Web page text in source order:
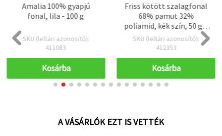
Amalia 100% gyapjú
fonal, lila - 100 g
SKU (leltári azonosító):
411083
Kosárba
Friss kötött szalagfonal
68% pamut 32%
poliamid, kék szín, 50 g –
Kötéshez és kreatív
kézműves projektekhez
SKU (leltári azonosító):
412353
Kosárba
A VÁSÁRLÓK EZT IS VETTÉK